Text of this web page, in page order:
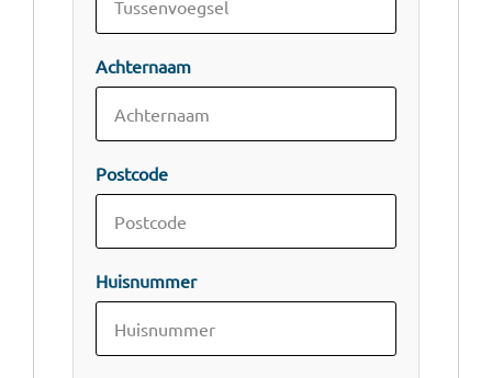
Achternaam
Postcode
Huisnummer